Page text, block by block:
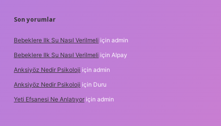
Son yorumlar
Bebeklere Ilk Su Nasıl Verilmeli için admin
Bebeklere Ilk Su Nasıl Verilmeli için Alpay
Anksiyöz Nedir Psikoloji için admin
Anksiyöz Nedir Psikoloji için Duru
Yeti Efsanesi Ne Anlatıyor için admin